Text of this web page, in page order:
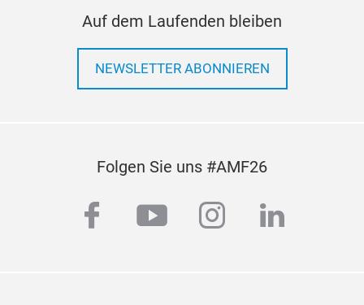
Auf dem Laufenden bleiben
NEWSLETTER ABONNIEREN
Folgen Sie uns #AMF26
facebook
youtubeinstagram
linkedin